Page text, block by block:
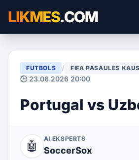
LIKMES.COM
FUTBOLS / FIFA PASAULES
🕒 23.06.2026 20:00
Portugal vs
🤖
AI EKSPERTS
SoccerSox